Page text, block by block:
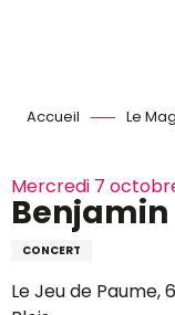
Accueil Le Mag
Mercredi 7
CONCERT
Le Jeu de Paume,